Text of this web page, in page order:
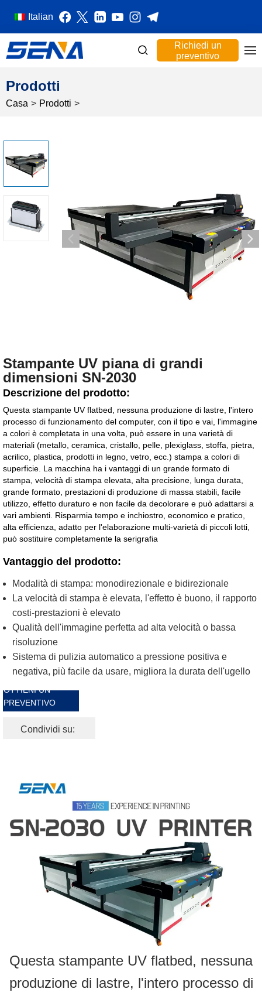
Italian
Richiedi un
preventivo
Prodotti
Casa > Prodotti >
Stampante UV piana di grandi
dimensioni SN-2030
Descrizione del prodotto:
Questa stampante UV flatbed, nessuna produzione di lastre, l'intero
processo di funzionamento del computer, con il tipo e vai, l'immagine
a colori è completata in una volta, può essere in una varietà di
materiali (metallo, ceramica, cristallo, pelle, plexiglass, stoffa, pietra,
acrilico, plastica, prodotti in legno, vetro, ecc.) stampa a colori di
superficie. La macchina ha i vantaggi di un grande formato di
stampa, velocità di stampa elevata, alta precisione, lunga durata,
grande formato, prestazioni di produzione di massa stabili, facile
utilizzo, effetto duraturo e non facile da decolorare e può adattarsi a
vari ambienti. Risparmia tempo e inchiostro, economico e pratico,
alta efficienza, adatto per l'elaborazione multi-varietà di piccoli lotti,
può sostituire completamente la serigrafia
Vantaggio del prodotto:
Modalità di stampa: monodirezionale e bidirezionale
La velocità di stampa è elevata, l'effetto è buono, il rapporto
costi-prestazioni è elevato
Qualità dell'immagine perfetta ad alta velocità o bassa
risoluzione
Sistema di pulizia automatico a pressione positiva e
negativa, più facile da usare, migliora la durata dell'ugello
OTTIENI UN
PREVENTIVO
Condividi su:
Questa stampante UV flatbed, nessuna
produzione di lastre, l'intero processo di